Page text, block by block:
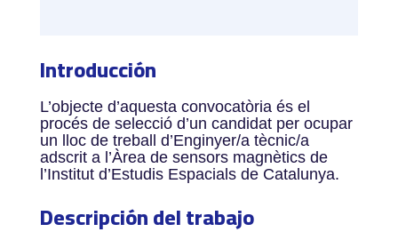
Introducción
L’objecte d’aquesta convocatòria és el
procés de selecció d’un candidat per ocupar
un lloc de treball d’Enginyer/a tècnic/a
adscrit a l’Àrea de sensors magnètics de
l’Institut d’Estudis Espacials de Catalunya.
Descripción del trabajo